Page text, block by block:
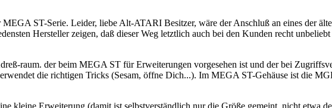
ST-Serie. Leider, liebe Alt-ATARI Besitzer, wäre der Anschluß an eines der
Hersteller zeigen, daß dieser Weg letztlich auch bei den Kunden recht
raum. der beim MEGA ST für Erweiterungen vorgesehen ist und der bei
die richtigen Tricks (Sesam, öffne Dich...). Im MEGA ST-Gehäuse ist die
kleine Erweiterung (damit ist selbstverständlich nur die Größe gemeint, nicht etwa